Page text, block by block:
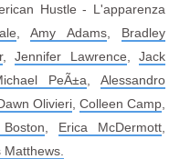
Hustle - L'apparenza
Amy Adams, Bradley
,Jennifer Lawrence ,Jack
PeÃ±a ,Alessandro
Olivieri Colleen Camp
Erica McDermott